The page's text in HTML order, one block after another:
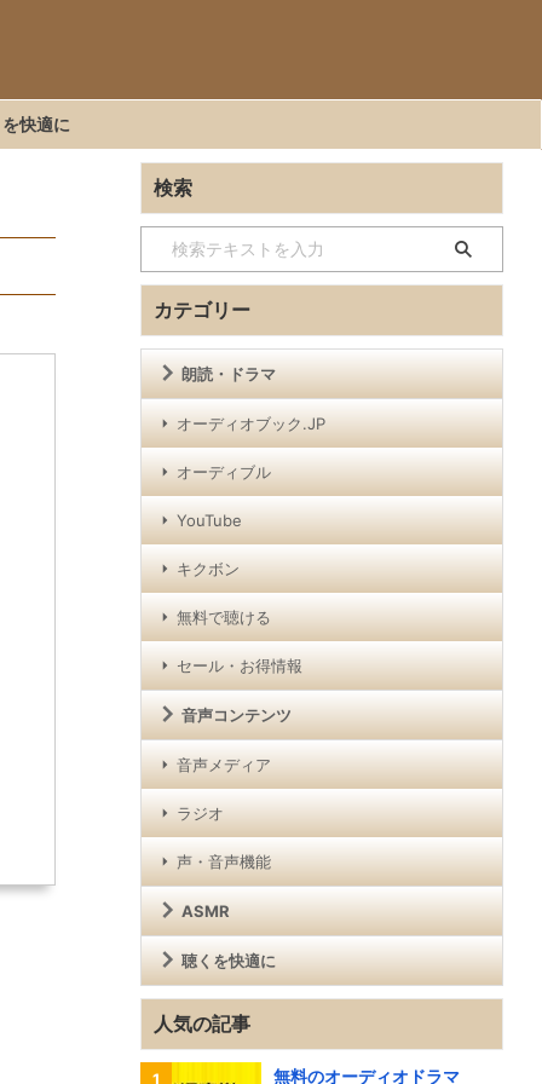
快適に
検索
カテゴリー
朗読・ドラマ
オーディオブック.JP
オーディブル
YouTube
キクボン
無料で聴ける
セール・お得情報
音声コンテンツ
音声メディア
ラジオ
声・音声機能
ASMR
聴くを快適に
人気の記事
無料のオーディオドラマ